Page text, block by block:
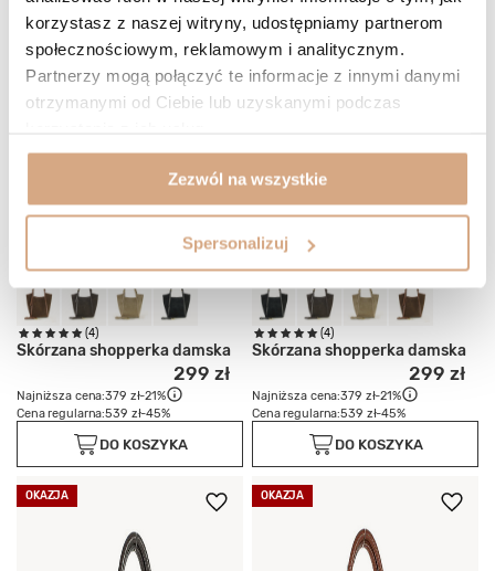
korzystasz z naszej witryny, udostępniamy partnerom
społecznościowym, reklamowym i analitycznym.
Partnerzy mogą połączyć te informacje z innymi danymi
otrzymanymi od Ciebie lub uzyskanymi podczas
Zezwól na wszystkie
Spersonalizuj
(4)
Skórzana shopperka damska
299 zł
Najniższa cena:379 zł-21%
Cena regularna:539 zł-45%
DO KOSZYKA
(4)
Skórzana shopperka damska
299 zł
Najniższa cena:379 zł-21%
Cena regularna:539 zł-45%
DO KOSZYKA
OKAZJA OKAZJA